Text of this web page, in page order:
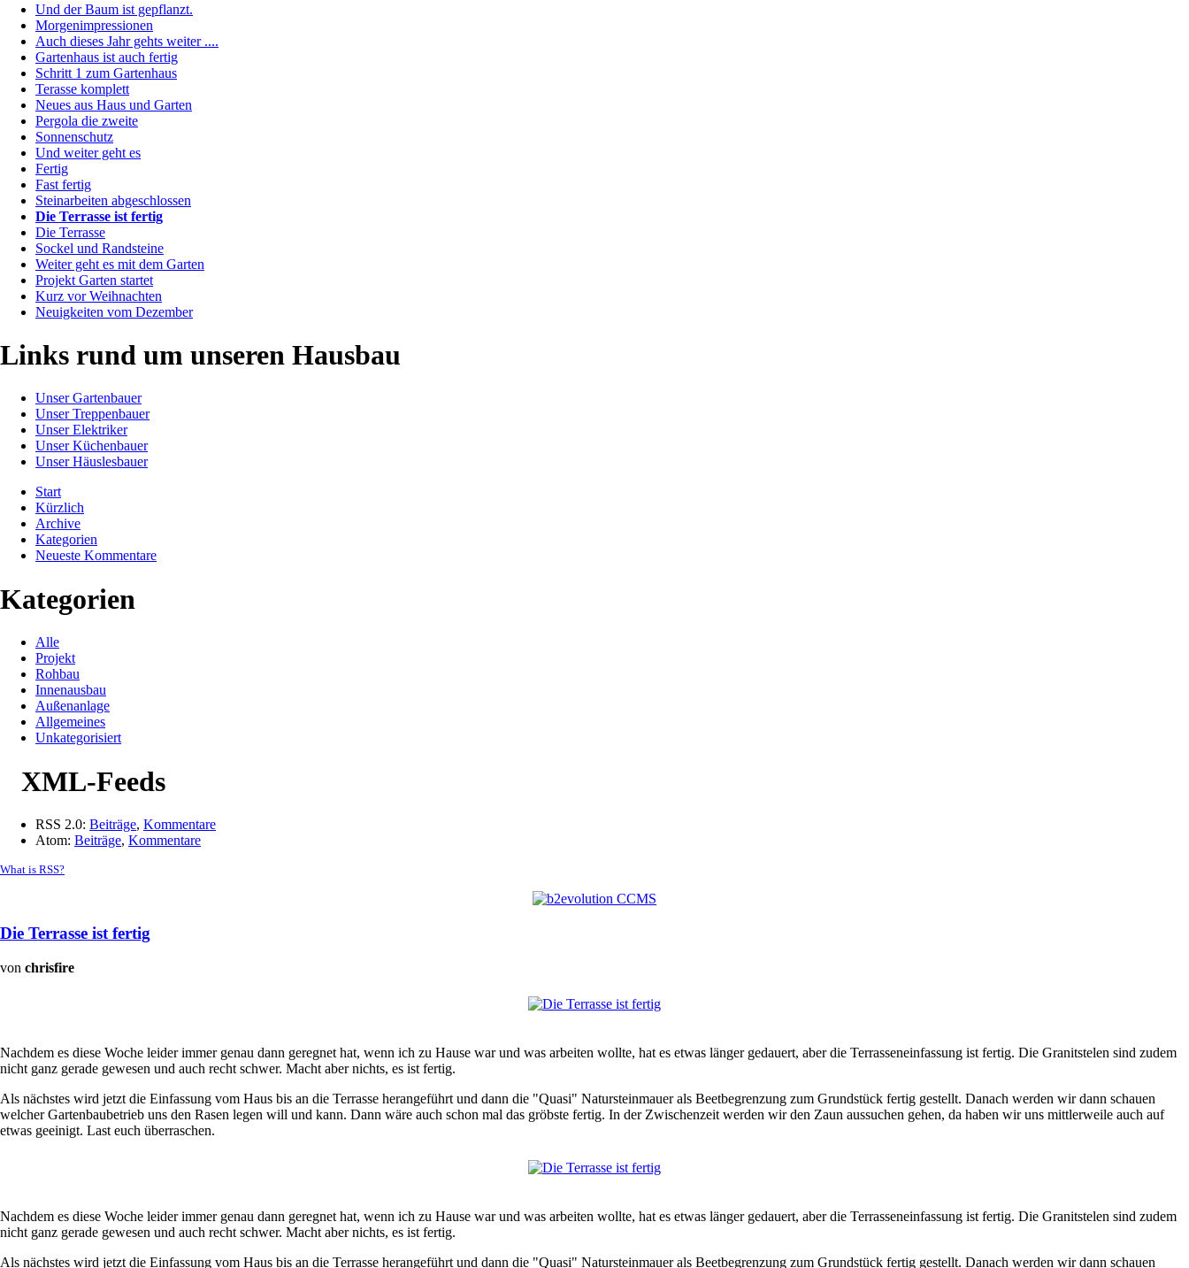
Und der Baum ist gepflanzt.
Morgenimpressionen
Auch dieses Jahr gehts weiter ....
Gartenhaus ist auch fertig
Schritt 1 zum Gartenhaus
Terasse komplett
Neues aus Haus und Garten
Pergola die zweite
Sonnenschutz
Und weiter geht es
Fertig
Fast fertig
Steinarbeiten abgeschlossen
Die Terrasse ist fertig
Die Terrasse
Sockel und Randsteine
Weiter geht es mit dem Garten
Projekt Garten startet
Kurz vor Weihnachten
Neuigkeiten vom Dezember
Links rund um unseren Hausbau
Unser Gartenbauer
Unser Treppenbauer
Unser Elektriker
Unser Küchenbauer
Unser Häuslesbauer
Start
Kürzlich
Archive
Kategorien
Neueste Kommentare
Kategorien
Alle
Projekt
Rohbau
Innenausbau
Außenanlage
Allgemeines
Unkategorisiert
XML-Feeds
RSS 2.0: Beiträge, Kommentare
Atom: Beiträge, Kommentare
What is RSS?
Die Terrasse ist fertig
von chrisfire
Nachdem es diese Woche leider immer genau dann geregnet hat, wenn ich zu Hause war und was arbeiten wollte, hat es etwas länger gedauert, aber die Terrasseneinfassung ist fertig. Die Granitstelen sind zudem
nicht ganz gerade gewesen und auch recht schwer. Macht aber nichts, es ist fertig.
Als nächstes wird jetzt die Einfassung vom Haus bis an die Terrasse herangeführt und dann die "Quasi" Natursteinmauer als Beetbegrenzung zum Grundstück fertig gestellt. Danach werden wir dann schauen
welcher Gartenbaubetrieb uns den Rasen legen will und kann. Dann wäre auch schon mal das gröbste fertig. In der Zwischenzeit werden wir den Zaun aussuchen gehen, da haben wir uns mittlerweile auch auf
etwas geeinigt. Last euch überraschen.
Nachdem es diese Woche leider immer genau dann geregnet hat, wenn ich zu Hause war und was arbeiten wollte, hat es etwas länger gedauert, aber die Terrasseneinfassung ist fertig. Die Granitstelen sind zudem
nicht ganz gerade gewesen und auch recht schwer. Macht aber nichts, es ist fertig.
Als nächstes wird jetzt die Einfassung vom Haus bis an die Terrasse herangeführt und dann die "Quasi" Natursteinmauer als Beetbegrenzung zum Grundstück fertig gestellt. Danach werden wir dann schauen